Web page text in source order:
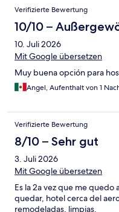
Verifizierte Bewertung
10/10 –
10. Juli 2026
Mit Google übersetzen
Muy buena opción para
Angel, Aufenthalt von 1
Verifizierte Bewertung
8/10 – Sehr gut
3. Juli 2026
Mit Google übersetzen
Es la 2a vez que me
quedar, hotel cerca del
remodeladas, limpias.